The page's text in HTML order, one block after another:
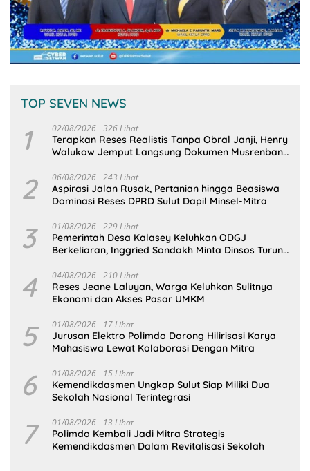
TOP SEVEN NEWS
1 02/08/2026 326 Lihat
Terapkan Reses Realistis Tanpa Obral Janji, Henry
Walukow Jemput Langsung Dokumen Musrenbang
2 06/08/2026 243 Lihat
Aspirasi Jalan Rusak, Pertanian hingga Beasiswa
Dominasi Reses DPRD Sulut Dapil Minsel-Mitra
3 01/08/2026 229 Lihat
Pemerintah Desa Kalasey Keluhkan ODGJ
Berkeliaran, Inggried Sondakh Minta Dinsos Turun
4 04/08/2026 210 Lihat
Reses Jeane Laluyan, Warga Keluhkan Sulitnya
Ekonomi dan Akses Pasar UMKM
5 01/08/2026 17 Lihat
Jurusan Elektro Polimdo Dorong Hilirisasi Karya
Mahasiswa Lewat Kolaborasi Dengan Mitra
6 01/08/2026 15 Lihat
Kemendikdasmen Ungkap Sulut Siap Miliki Dua
Sekolah Nasional Terintegrasi
7 01/08/2026 13 Lihat
Polimdo Kembali Jadi Mitra Strategis
Kemendikdasmen Dalam Revitalisasi Sekolah